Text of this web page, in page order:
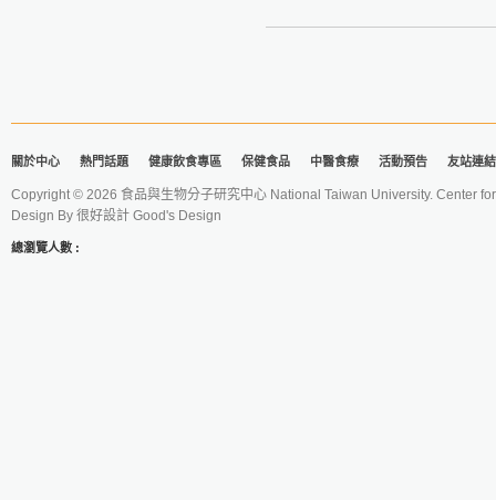
做法：
2. 在鍋內加水煮沸，將碎麥放入
分鐘即可。
關於中心 熱門話題 健康飲食專區 保健食品 中醫食療 活動預告 友站連結
Copyright © 2026 食品與生物分子研究中心 National Taiwan University. Center
Design By 很好設計 Good's Design
總瀏覽人數 :